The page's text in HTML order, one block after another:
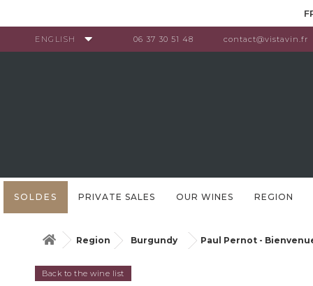
ENGLISH 06 37 30 51 48 contact@vistavin.fr
SOLDES PRIVATE SALES OUR WINES REGION
Region Burgundy Paul Pernot -
Back to the wine list